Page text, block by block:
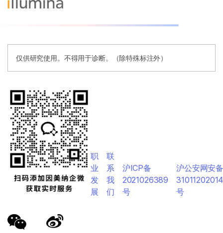
仅供研究使用。不得用于诊断。（除特殊标注外）
职
业
发
展
联
系
我
们
沪ICP备
2021026389
号
沪公安网安
号